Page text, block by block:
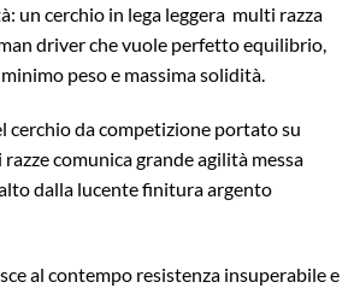
un cerchio in lega leggera multi razza
driver che vuole perfetto equilibrio,
peso e massima solidità.
cerchio da competizione portato su
comunica grande agilità messa
dalla lucente finitura argento
al contempo resistenza insuperabile e